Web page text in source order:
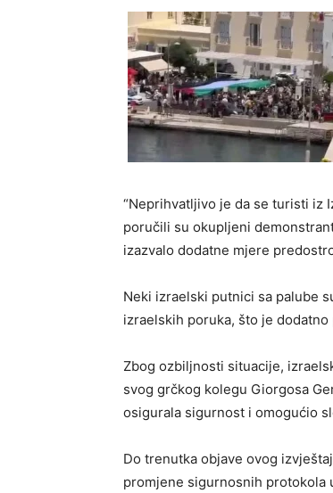
“Neprihvatljivo je da se turisti iz
poručili su okupljeni
izazvalo dodatne mjere
Neki izraelski putnici sa palube
izraelskih poruka, što je
Zbog ozbiljnosti situacije,
svog grčkog kolegu Giorgosa
osigurala sigurnost i omogućio
Do trenutka objave ovog
promjene sigurnosnih protokola